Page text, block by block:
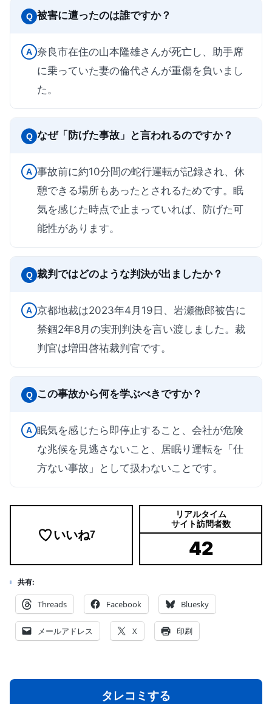
Q 被害に遭ったのは誰ですか？
A 奈良市在住の山本隆雄さんが死亡し、助手席
に乗っていた妻の倫代さんが重傷を負いまし
た。
Q なぜ「防げた事故」と言われるのですか？
A 事故前に約10分間の蛇行運転が記録され、休
憩できる場所もあったとされるためです。眠
気を感じた時点で止まっていれば、防げた可
能性があります。
Q 裁判ではどのような判決が出ましたか？
A 京都地裁は2023年4月19日、岩瀬徹郎被告に
禁錮2年8月の実刑判決を言い渡しました。裁
判官は増田啓祐裁判官です。
Q この事故から何を学ぶべきですか？
A 眠気を感じたら即停止すること、会社が危険
な兆候を見逃さないこと、居眠り運転を「仕
方ない事故」として扱わないことです。
いいね7
リアルタイム
サイト訪問者数
42
共有:
Threads Facebook Bluesky
メールアドレス X 印刷
タレコミする